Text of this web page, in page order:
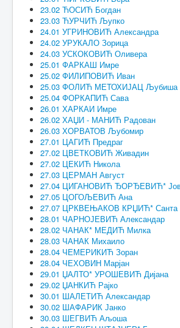
23.02 ЋОСИЋ Богдан
23.03 ЋУРЧИЋ Љупко
24.01 УГРИНОВИЋ Александра
24.02 УРУКАЛО Зорица
24.03 УСКОКОВИЋ Оливера
25.01 ФАРКАШ Имре
25.02 ФИЛИПОВИЋ Иван
25.03 ФОЛИЋ МЕТОХИЈАЦ Љубиша
25.04 ФОРКАПИЋ Сава
26.01 ХАРКАИ Имре
26.02 ХАЏИ - МАНИЋ Радован
26.03 ХОРВАТОВ Љубомир
27.01 ЦАГИЋ Предраг
27.02 ЦВЕТКОВИЋ Живадин
27.02 ЦЕКИЋ Никола
27.03 ЦЕРМАН Август
27.04 ЦИГАНОВИЋ ЂОРЂЕВИЋ*
27.05 ЦОГОЉЕВИЋ Ана
27.07 ЦРКВЕЊАКОВ КРЏИЋ* Санта
28.01 ЧАРНОЈЕВИЋ Александар
28.02 ЧАНАК* МЕДИЋ Милка
28.03 ЧАНАК Михаило
28.04 ЧЕМЕРИКИЋ Зоран
28.04 ЧЕХОВИН Марјан
29.01 ЏАЛТО* УРОШЕВИЋ Дијана
29.02 ЏАНКИЋ Рајко
30.01 ШАЛЕТИЋ Александар
30.02 ШАФАРИК Јанко
30.03 ШЕГВИЋ Аљоша